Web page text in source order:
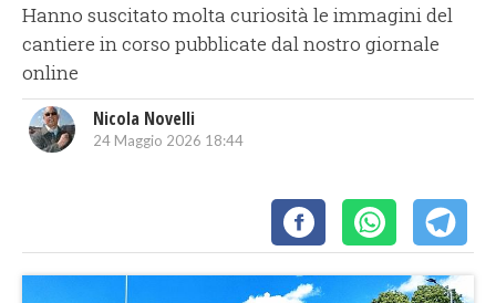
Hanno suscitato molta curiosità le immagini del
cantiere in corso pubblicate dal nostro giornale
online
Nicola Novelli
24 Maggio 2026 18:44